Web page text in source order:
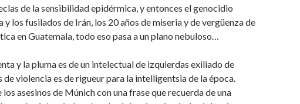
de la sensibilidad epidérmica, y entonces el genocidio
los fusilados de Irán, los 20 años de miseria y de vergüenza de
en Guatemala, todo eso pasa a un plano nebuloso…
y la pluma es de un intelectual de izquierdas exiliado de
violencia es de rigueur para la intelligentsia de la época.
asesinos de Múnich con una frase que recuerda de una